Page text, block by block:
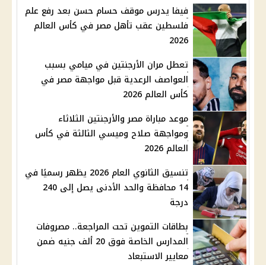
فيفا يدرس موقف حسام حسن بعد رفع علم
فلسطين عقب تأهل مصر في كأس العالم
2026
تعطل مران الأرجنتين في ميامي بسبب
العواصف الرعدية قبل مواجهة مصر في
كأس العالم 2026
موعد مباراة مصر والأرجنتين الثلاثاء
ومواجهة صلاح وميسي الثالثة في كأس
العالم 2026
تنسيق الثانوي العام 2026 يظهر رسميًا في
14 محافظة والحد الأدنى يصل إلى 240
درجة
بطاقات التموين تحت المراجعة.. مصروفات
المدارس الخاصة فوق 20 ألف جنيه ضمن
معايير الاستبعاد